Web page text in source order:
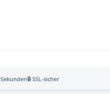
🔒 SSL-sicher